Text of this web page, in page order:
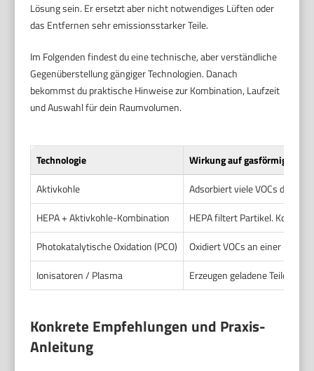
Lösung sein. Er ersetzt aber nicht notwendiges Lüften oder
das Entfernen sehr emissionsstarker Teile.
Im Folgenden findest du eine technische, aber verständliche
Gegenüberstellung gängiger Technologien. Danach
bekommst du praktische Hinweise zur Kombination, Laufzeit
und Auswahl für dein Raumvolumen.
Technologie
Wirkung auf gasförmige
Aktivkohle
Adsorbiert viele VOCs durch
HEPA + Aktivkohle-Kombination
HEPA filtert Partikel. Kohle
Photokatalytische Oxidation (PCO)
Oxidiert VOCs an einer
Ionisatoren / Plasma
Erzeugen geladene
Konkrete Empfehlungen und Praxis-
Anleitung